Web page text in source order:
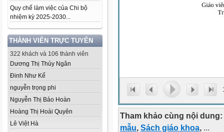
Quy chế làm việc của Chi bộ
nhiệm kỳ 2025-2030...
THÀNH VIÊN TRỰC TUYẾN
322 khách và 106 thành viên
Dương Thị Thủy Ngân
Đinh Như Kế
nguyễn trọng phi
Nguyễn Thị Bảo Hoàn
Hoàng Thị Hoài Quyên
Lê Việt Hà
Tham khảo cùng nội dung:
mẫu, Sách giáo khoa, ...